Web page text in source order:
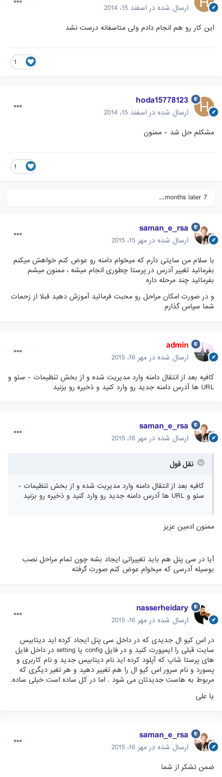
ارسال شده در اسفند 15، 2014
این کار رو هم انجام دادم ولی متاسفانه درست نشد
hoda15778123
ارسال شده در اسفند 15، 2014
مشکلم حل شد - ممنون
7 months later...
saman_e_rsa
ارسال شده در مهر 15، 2015
با سلام من سایتی دارم که میخوام دامنه رو عوض کنم خواهش میکنم
بفرمائید تغییر آدرس در پرستا چطوری انجام میشه ، ممنون میشم
بفرمائید چند مرحله داره
و در صورت امکان مراحل رو محبت فرمائید آموزش دهید قبلا از زحمات
شما سپاس گذارم
admin
ارسال شده در مهر 16، 2015
کافیه بعد از انتقال دامنه وارد مدیریت شده و از بخش تنظیمات - سئو و
URL ها آدرس دامنه جدید رو وارد کنید و ذخیره رو بزنید
saman_e_rsa
ارسال شده در مهر 16، 2015
نقل قول
کافیه بعد از انتقال دامنه وارد مدیریت شده و از بخش تنظیمات -
سئو و URL ها آدرس دامنه جدید رو وارد کنید و ذخیره رو بزنید
ممنون ادمین عزیز
آیا در سی پنل هم باید تغییراتی ایجاد بشه چون تمام مراحل نصب
بوسیله آدرسی که میخوام عوض کنم صورت گرفته
nasserheidary
ارسال شده در مهر 16، 2015
در اس کیو ال جدیدی که در داخل سی پنل ایجاد کرده اید دیتابیس
سایت قبلی را ایمپورت کنید و در فایل config یا setting در داخل فایل
های پرستا شاپ که آپلود کرده اید نام دیتابیس جدید و نام کاربری و
پسورد و نام سرور اس کیو ال را هم تغییر دهید و هر تغیر دیگری که
مربوط به هاست جدیدتان می شود . اما در کل ساده است خیلی ساده.
یا علی
saman_e_rsa
ارسال شده در مهر 16، 2015
ضمن تشکر از شما